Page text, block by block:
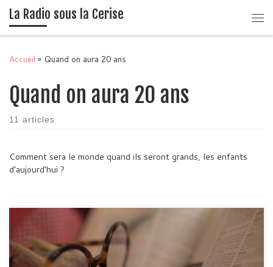
Passer au contenu
La Radio sous la Cerise
Accueil » Quand on aura 20 ans
Quand on aura 20 ans
11 articles
Comment sera le monde quand ils seront grands, les enfants
d’aujourd’hui ?
Ça arrive. Ce petit billet, réalisé avec Chloé, venue en stage de